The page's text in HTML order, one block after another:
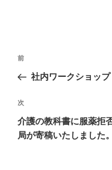
投
ナ
ビ
ゲ
ー
前
の
稿
前
社内ワークショップ
次
の
投
次
介護の教科書に服薬拒
局が寄稿いたしました。